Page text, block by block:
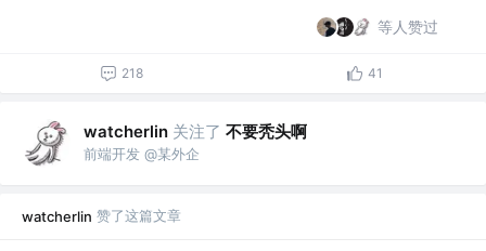
等人赞过
218 41
watcherlin 关注了 不要秃头啊
前端开发 @某外企
watcherlin 赞了这篇文章